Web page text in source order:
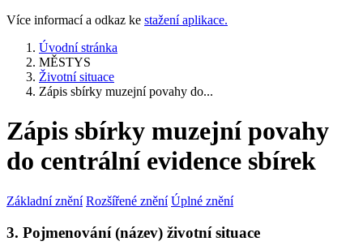
Více informací a odkaz ke stažení aplikace.
Úvodní stránka
MĚSTYS
Životní situace
Zápis sbírky muzejní povahy do...
Zápis sbírky muzejní povahy
do centrální evidence sbírek
Základní znění Rozšířené znění Úplné znění
3. Pojmenování (název) životní situace